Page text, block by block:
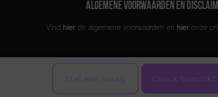
Stel een vraag Check
ALGEMENE VOORWAARDEN EN
Vind hier de algemene voorwaarden en hier onze